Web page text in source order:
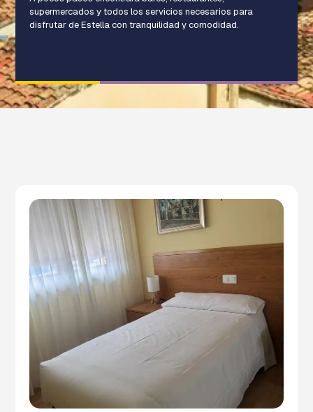
supermercados y todos los servicios necesarios para
disfrutar de Estella con tranquilidad y comodidad.